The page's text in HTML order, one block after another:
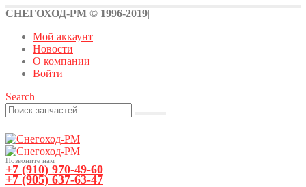
СНЕГОХОД-РМ © 1996-2019|
Мой аккаунт
Новости
О компании
Войти
Search
Позвоните нам
+7 (910) 970-49-60
+7 (905) 637-63-47